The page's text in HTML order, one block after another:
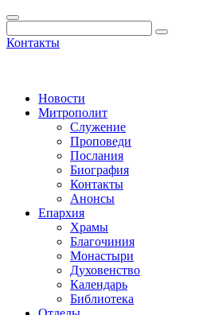
Контакты
Новости
Митрополит
Служение
Проповеди
Послания
Биография
Контакты
Анонсы
Епархия
Храмы
Благочиния
Монастыри
Духовенство
Календарь
Библиотека